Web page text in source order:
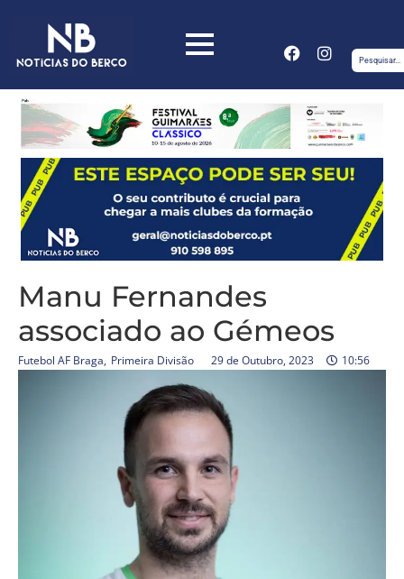
Manu Fernandes
associado ao Gémeos
Futebol AF Braga, Primeira Divisão 29 de Outubro, 2023 10:56